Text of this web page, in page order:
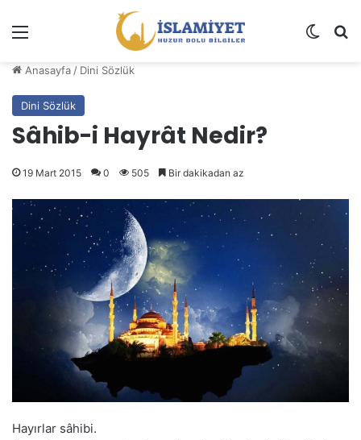
Dış
Anasayfa / Dini Sözlük
Dini Sözlük
Sâhib-i Hayrât Nedir?
19 Mart 2015 0 505 Bir dakikadan az
Hayırlar sâhibi.